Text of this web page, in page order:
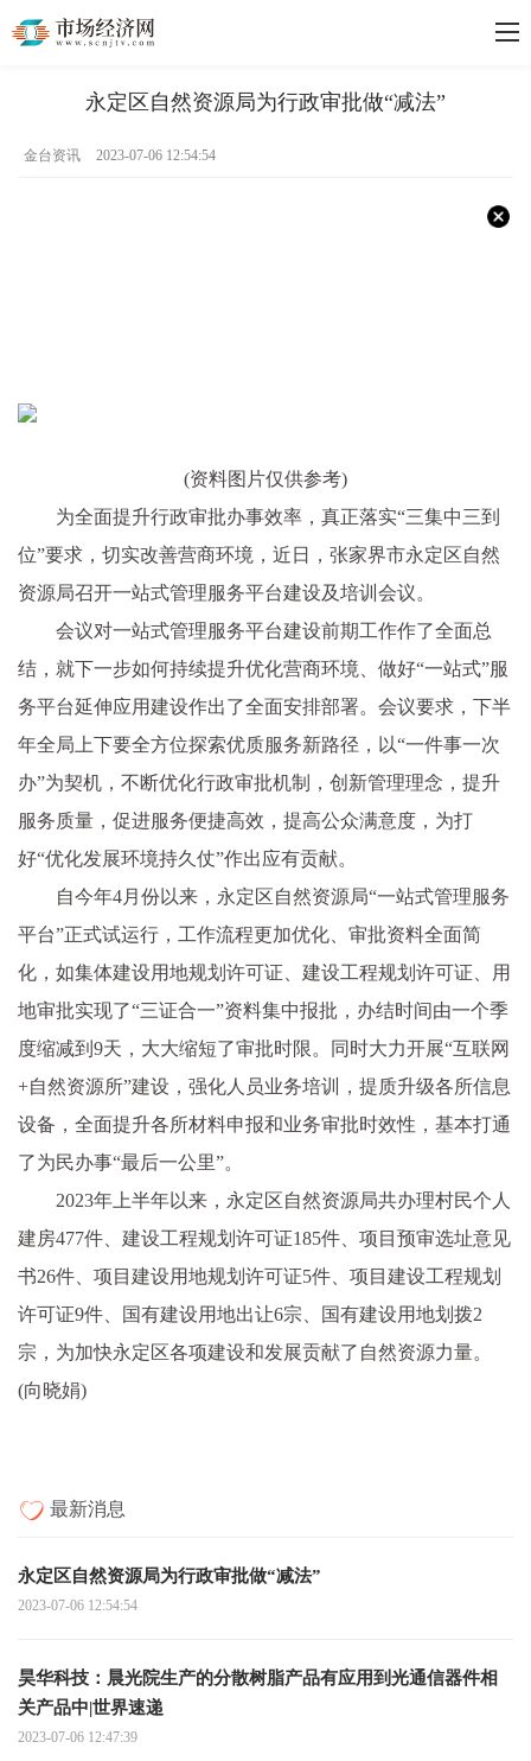
永定区自然资源局为行政审批做“减法”
金台资讯 2023-07-06 12:54:54
(资料图片仅供参考)
为全面提升行政审批办事效率，真正落实“三集中三到
位”要求，切实改善营商环境，近日，张家界市永定区自然
资源局召开一站式管理服务平台建设及培训会议。
会议对一站式管理服务平台建设前期工作作了全面总
结，就下一步如何持续提升优化营商环境、做好“一站式”服
务平台延伸应用建设作出了全面安排部署。会议要求，下半
年全局上下要全方位探索优质服务新路径，以“一件事一次
办”为契机，不断优化行政审批机制，创新管理理念，提升
服务质量，促进服务便捷高效，提高公众满意度，为打
好“优化发展环境持久仗”作出应有贡献。
自今年4月份以来，永定区自然资源局“一站式管理服务
平台”正式试运行，工作流程更加优化、审批资料全面简
化，如集体建设用地规划许可证、建设工程规划许可证、用
地审批实现了“三证合一”资料集中报批，办结时间由一个季
度缩减到9天，大大缩短了审批时限。同时大力开展“互联网
+自然资源所”建设，强化人员业务培训，提质升级各所信息
设备，全面提升各所材料申报和业务审批时效性，基本打通
了为民办事“最后一公里”。
2023年上半年以来，永定区自然资源局共办理村民个人
建房477件、建设工程规划许可证185件、项目预审选址意见
书26件、项目建设用地规划许可证5件、项目建设工程规划
许可证9件、国有建设用地出让6宗、国有建设用地划拨2
宗，为加快永定区各项建设和发展贡献了自然资源力量。
(向晓娟)
最新消息
永定区自然资源局为行政审批做“减法”
2023-07-06 12:54:54
昊华科技：晨光院生产的分散树脂产品有应用到光通信器件相
关产品中|世界速递
2023-07-06 12:47:39